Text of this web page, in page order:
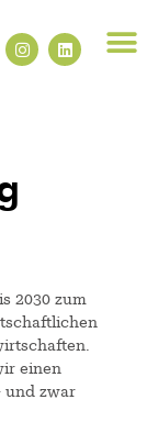
2030 zum
einen
und zwar